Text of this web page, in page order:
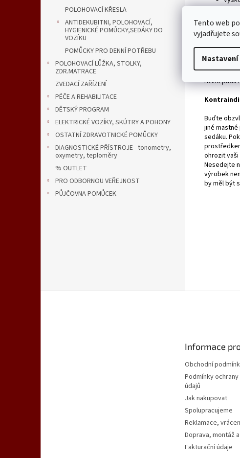
Tento web
vyjadřujete
Nastavení
POLOHOVACÍ KŘESLA
ANTIDEKUBITNI, POLOHOVACÍ,
HYGIENICKÉ POMŮCKY,SEDÁKY DO
VOZÍKU
POMŮCKY PRO DENNÍ POTŘEBU
POLOHOVACÍ LŮŽKA, STOLKY,
ZDR.MATRACE
ZVEDACÍ ZAŘÍZENÍ
PÉČE A REHABILITACE
DĚTSKÝ PROGRAM
ELEKTRICKÉ VOZÍKY, SKÚTRY A POHONY
OSTATNÍ ZDRAVOTNICKÉ POMŮCKY
DIAGNOSTICKÉ PŘÍSTROJE - tonometry,
oxymetry, teploměry
% OUTLET
PRO ODBORNOU VEŘEJNOST
PŮJČOVNA POMŮCEK
Sprchová
hygienu a
riziko pádů
Buďte
jiné
sedáku.
ohrozit
Nesedejte
výrobek
by měl být
Informace
Obchodní
Podmínky
údajů
Jak nakupovat
Spolupracujeme
Reklamace,
Doprava, montáž
Fakturační údaje